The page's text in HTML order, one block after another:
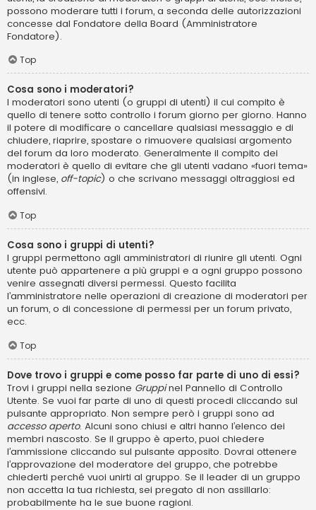
possono moderare tutti i forum, a seconda delle autorizzazioni
concesse dal Fondatore della Board (Amministratore
Fondatore).
Top
Cosa sono i moderatori?
I moderatori sono utenti (o gruppi di utenti) il cui compito è
quello di tenere sotto controllo i forum giorno per giorno. Hanno
il potere di modificare o cancellare qualsiasi messaggio e di
chiudere, riaprire, spostare o rimuovere qualsiasi argomento
del forum da loro moderato. Generalmente il compito dei
moderatori è quello di evitare che gli utenti vadano «fuori tema»
(in inglese, off-topic) o che scrivano messaggi oltraggiosi ed
offensivi.
Top
Cosa sono i gruppi di utenti?
I gruppi permettono agli amministratori di riunire gli utenti. Ogni
utente può appartenere a più gruppi e a ogni gruppo possono
venire assegnati diversi permessi. Questo facilita
l’amministratore nelle operazioni di creazione di moderatori per
un forum, o di concessione di permessi per un forum privato,
ecc.
Top
Dove trovo i gruppi e come posso far parte di uno di essi?
Trovi i gruppi nella sezione Gruppinel Pannello di Controllo
Utente. Se vuoi far parte di uno di questi procedi cliccando sul
pulsante appropriato. Non sempre però i gruppi sono ad
accesso aperto. Alcuni sono chiusi e altri hanno l’elenco dei
membri nascosto. Se il gruppo è aperto, puoi chiedere
l’ammissione cliccando sul pulsante apposito. Dovrai ottenere
l’approvazione del moderatore del gruppo, che potrebbe
chiederti perché vuoi unirti al gruppo. Se il leader di un gruppo
non accetta la tua richiesta, sei pregato di non assillarlo:
probabilmente ha le sue buone ragioni.